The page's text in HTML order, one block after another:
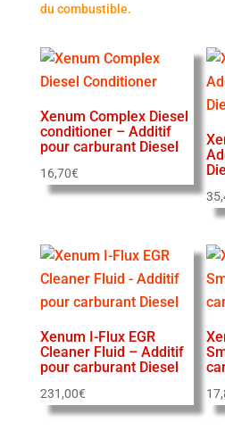
du combustible.
Xenum Complex Diesel
conditioner – Additif
pour carburant Diesel
16,70€
Xenum I-Flux EGR
Cleaner Fluid – Additif
pour carburant Diesel
231,00€